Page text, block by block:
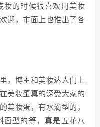
妆的时候很喜欢用美妆
迎，市面上也推出了各
，博主和美妆达人们上
美妆蛋真的深受大家的
美妆蛋，有水滴型的，
面型的等，真是五花八